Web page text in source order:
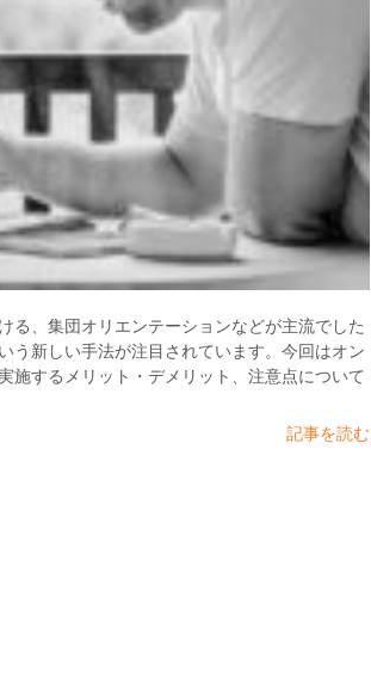
る、集団オリエンテーションなどが主流でした
う新しい手法が注目されています。今回はオン
施するメリット・デメリット、注意点について
記事を読む